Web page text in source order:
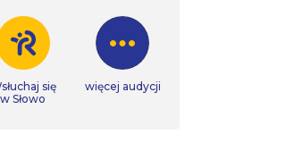
się
w Słowo
więcej audycji